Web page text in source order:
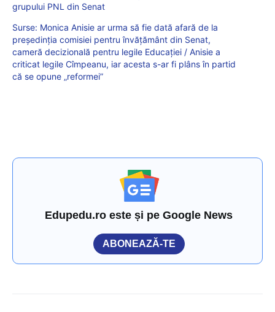
grupului PNL din Senat
Surse: Monica Anisie ar urma să fie dată afară de la
președinția comisiei pentru învățământ din Senat,
cameră decizională pentru legile Educației / Anisie a
criticat legile Cîmpeanu, iar acesta s-ar fi plâns în partid
că se opune „reformei”
Edupedu.ro este și pe Google News
ABONEAZĂ-TE